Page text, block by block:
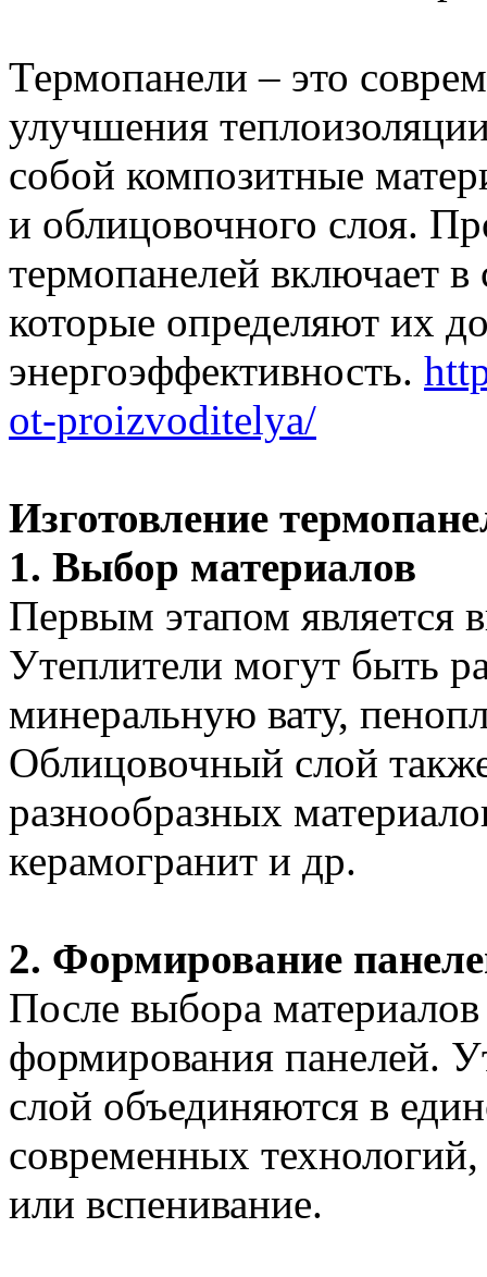
Термопанели – это
улучшения
собой композитные
и облицовочного слоя.
термопанелей включает в
которые определяют их
энергоэффективность.
ot-proizvoditelya/
Изготовление
1. Выбор материалов
Первым этапом является
Утеплители могут быть
минеральную вату,
Облицовочный слой
разнообразных
керамогранит и др.
2. Формирование
После выбора
формирования панелей.
слой объединяются в
современных
или вспенивание.